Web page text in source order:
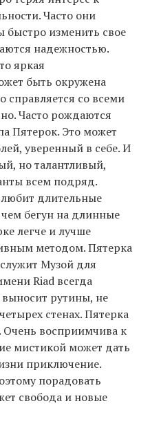
Часто они
быстро изменить свое
надежностью.
яркая
быть окружена
справляется со всеми
Часто рождаются
Пятерок. Это может
уверенный в себе. И
но талантливый,
всем подряд.
любит длительные
бегун на длинные
легче и лучше
методом. Пятерка
Музой для
Riad всегда
рутины, не
стенах. Пятерка
восприимчива к
мистикой может дать
приключение.
порадовать
свобода и новые